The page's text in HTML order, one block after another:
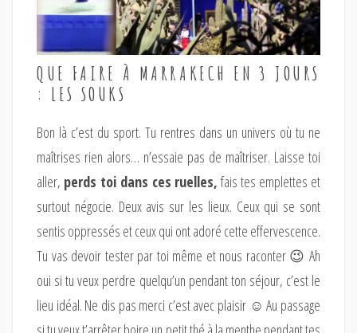
QUE FAIRE À MARRAKECH EN 3 JOURS
: LES SOUKS
Bon là c’est du sport. Tu rentres dans un univers où tu ne
maîtrises rien alors… n’essaie pas de maîtriser. Laisse toi
aller, perds toi dans ces ruelles, fais tes emplettes et
surtout négocie. Deux avis sur les lieux. Ceux qui se sont
sentis oppressés et ceux qui ont adoré cette effervescence.
Tu vas devoir tester par toi même et nous raconter 😉 Ah
oui si tu veux perdre quelqu’un pendant ton séjour, c’est le
lieu idéal. Ne dis pas merci c’est avec plaisir ☺ Au passage